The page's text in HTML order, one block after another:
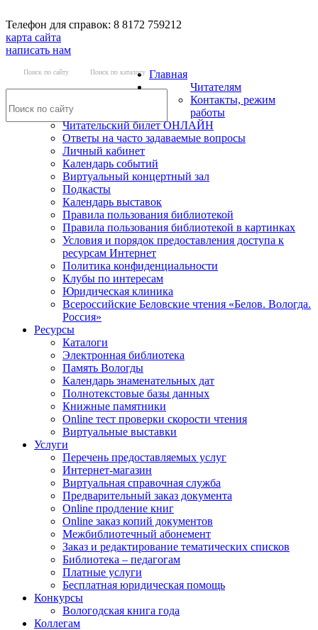
Телефон для справок: 8 8172 759212
карта сайта
написать нам
Поиск по сайту Поиск по каталогу Главная
Читателям
Контакты, режим
работы
Читательский билет ОНЛАЙН
Ответы на часто задаваемые вопросы
Личный кабинет
Календарь событий
Виртуальный концертный зал
Подкасты
Календарь выставок
Правила пользования библиотекой
Правила пользования библиотекой в картинках
Условия и порядок предоставления доступа к
ресурсам Интернет
Политика конфиденциальности
Клубы по интересам
Юридическая клиника
Всероссийские Беловские чтения «Белов. Вологда.
Россия»
Ресурсы
Каталоги
Электронная библиотека
Память Вологды
Календарь знаменательных дат
Полнотекстовые базы данных
Книжные памятники
Online тест проверки скорости чтения
Виртуальные выставки
Услуги
Перечень предоставляемых услуг
Интернет-магазин
Виртуальная справочная служба
Предварительный заказ документа
Online продление книг
Online заказ копий документов
Межбиблиотечный абонемент
Заказ и редактирование тематических списков
Библиотека – педагогам
Платные услуги
Бесплатная юридическая помощь
Конкурсы
Вологодская книга года
Коллегам